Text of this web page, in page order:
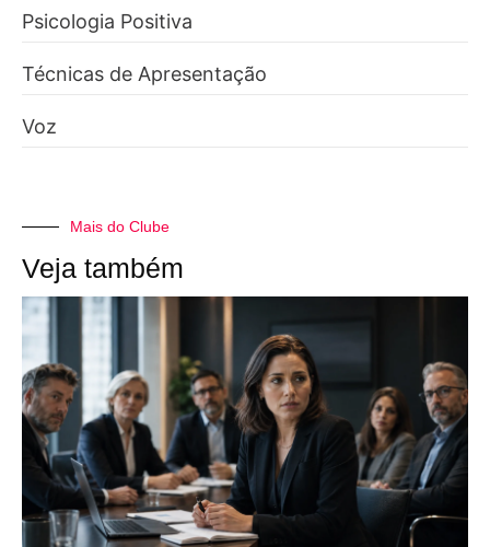
Psicologia Positiva
Técnicas de Apresentação
Voz
Mais do Clube
Veja também